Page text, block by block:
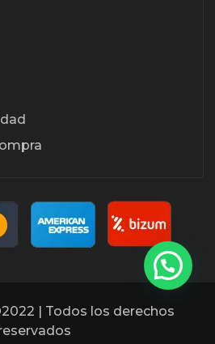
| Todos los derechos